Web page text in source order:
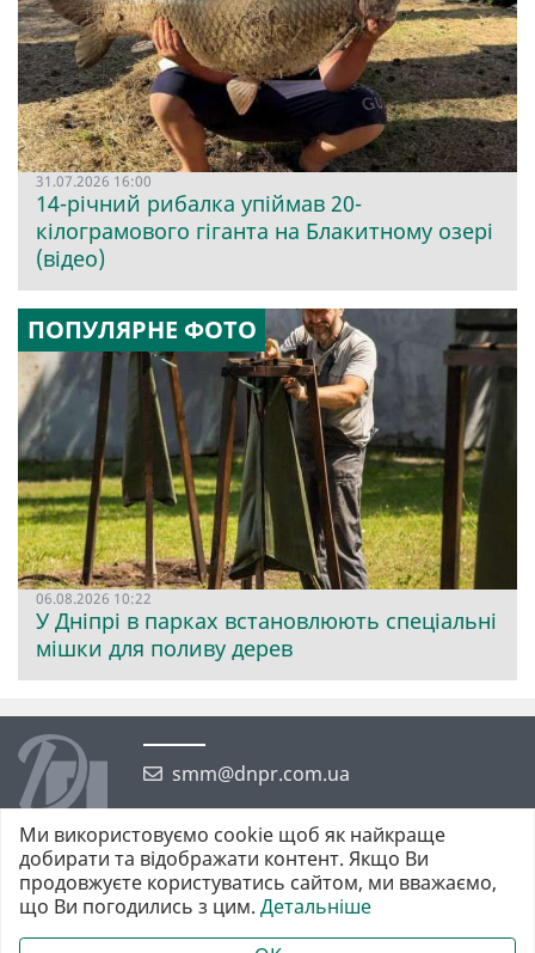
31.07.2026 16:00
14-річний рибалка упіймав 20-
кілограмового гіганта на Блакитному озері
(відео)
ПОПУЛЯРНЕ ФОТО
06.08.2026 10:22
У Дніпрі в парках встановлюють спеціальні
мішки для поливу дерев
smm@dnpr.com.ua
©2026 https://dnpr.com.ua Дніпровська порадниця
Всі права захищені. При повному або частковому використанні
Ми використовуємо cookie щоб як найкраще
добирати та відображати контент. Якщо Ви
продовжуєте користуватись сайтом, ми вважаємо,
що Ви погодились з цим. Детальніше